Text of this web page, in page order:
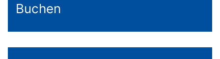
Buchen